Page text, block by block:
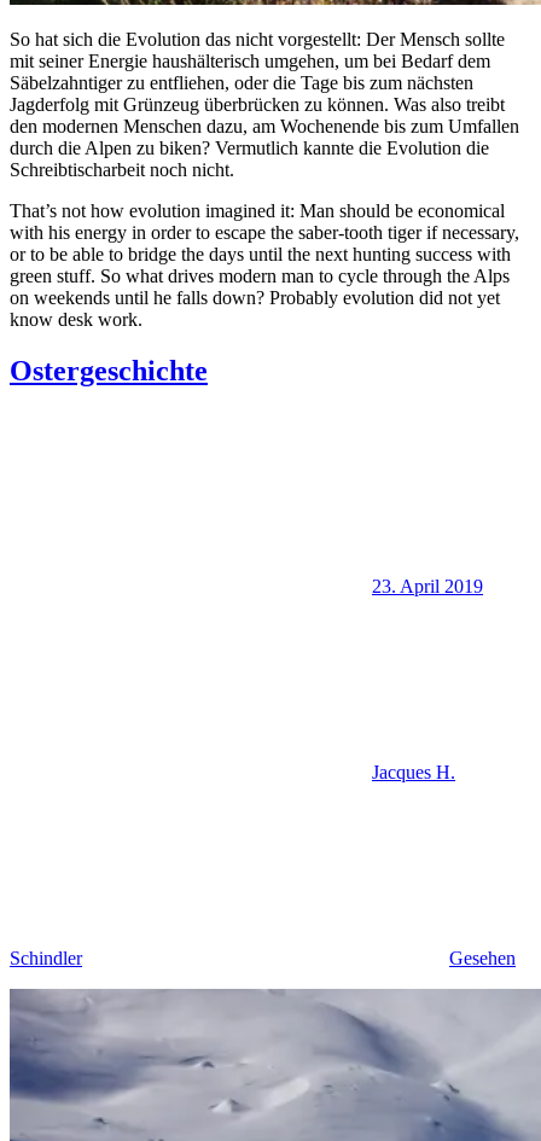
So hat sich die Evolution das nicht vorgestellt: Der Mensch sollte
mit seiner Energie haushälterisch umgehen, um bei Bedarf dem
Säbelzahntiger zu entfliehen, oder die Tage bis zum nächsten
Jagderfolg mit Grünzeug überbrücken zu können. Was also treibt
den modernen Menschen dazu, am Wochenende bis zum Umfallen
durch die Alpen zu biken? Vermutlich kannte die Evolution die
Schreibtischarbeit noch nicht.
That’s not how evolution imagined it: Man should be economical
with his energy in order to escape the saber-tooth tiger if necessary,
or to be able to bridge the days until the next hunting success with
green stuff. So what drives modern man to cycle through the Alps
on weekends until he falls down? Probably evolution did not yet
know desk work.
Ostergeschichte
23. April 2019
Jacques H.
Schindler Gesehen